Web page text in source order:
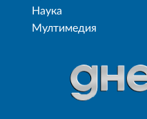
Наука
Мултимедия